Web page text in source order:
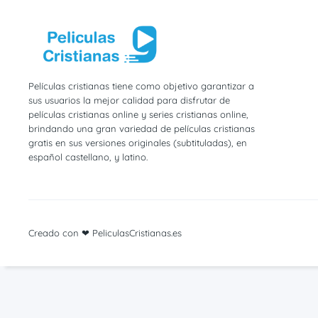
Películas cristianas tiene como objetivo garantizar a
sus usuarios la mejor calidad para disfrutar de
películas cristianas online y series cristianas online,
brindando una gran variedad de películas cristianas
gratis en sus versiones originales (subtituladas), en
español castellano, y latino.
Creado con ❤ PeliculasCristianas.es